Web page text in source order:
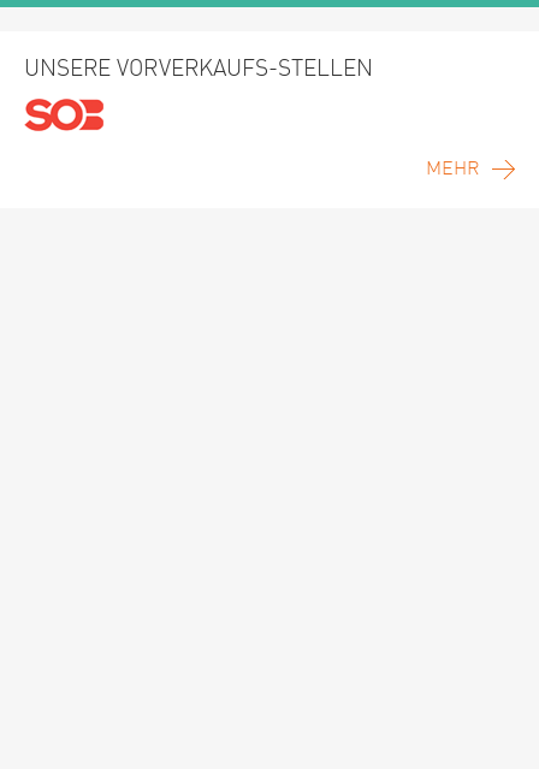
UNSERE VORVERKAUFS-STELLEN
MEHR